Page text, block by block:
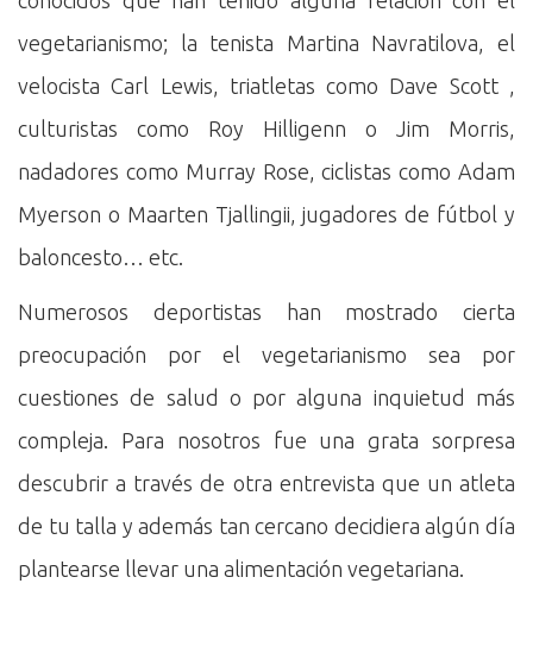
vegetarianismo; la tenista Martina Navratilova, el
velocista Carl Lewis, triatletas como Dave Scott ,
culturistas como Roy Hilligenn o Jim Morris,
nadadores como Murray Rose, ciclistas como Adam
Myerson o Maarten Tjallingii, jugadores de fútbol y
baloncesto… etc.
Numerosos deportistas han mostrado cierta
preocupación por el vegetarianismo sea por
cuestiones de salud o por alguna inquietud más
compleja. Para nosotros fue una grata sorpresa
descubrir a través de otra entrevista que un atleta
de tu talla y además tan cercano decidiera algún día
plantearse llevar una alimentación vegetariana.